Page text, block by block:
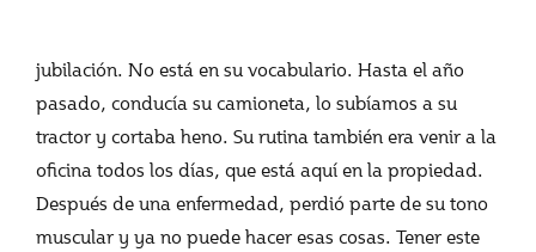
jubilación. No está en su vocabulario. Hasta el año
pasado, conducía su camioneta, lo subíamos a su
tractor y cortaba heno. Su rutina también era venir a la
oficina todos los días, que está aquí en la propiedad.
Después de una enfermedad, perdió parte de su tono
muscular y ya no puede hacer esas cosas. Tener este